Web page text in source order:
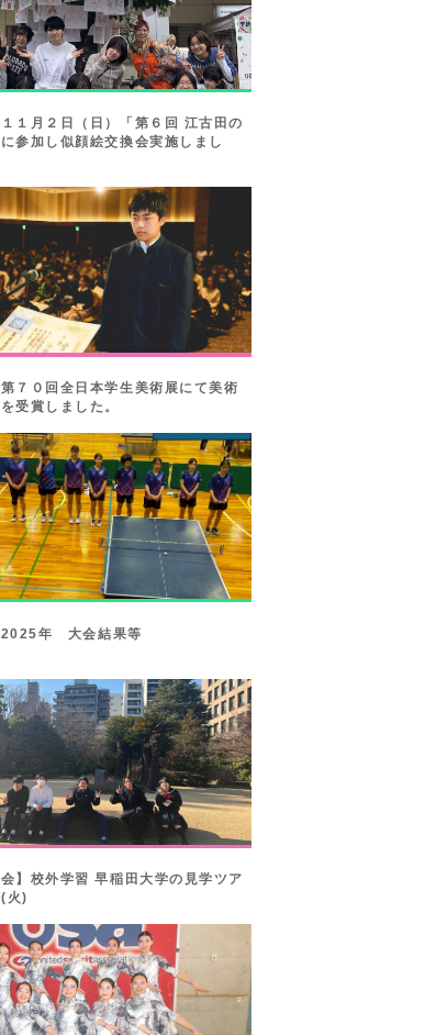
１１月２日（日）「第６回 江古田の
参加し似顔絵交換会実施しまし
第７０回全日本学生美術展にて美術
受賞しました。
2025年 大会結果等
会】校外学習 早稲田大学の見学ツア
火)